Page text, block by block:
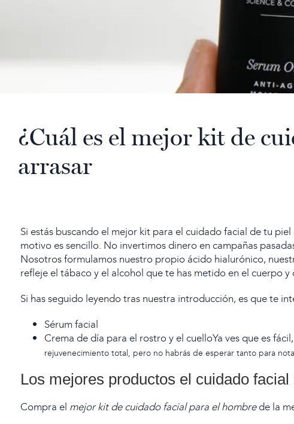
¿Cuál es el mejor kit de
arrasar
Si estás buscando el mejor kit para el cuidado facial de tu piel
motivo es sencillo. No invertimos dinero en campañas
Nosotros formulamos nuestro propio ácido hialurónico,
refleje el tábaco y el alcohol que te has metido en el cuerpo
Si has seguido leyendo tras nuestra introducción, es que te
Sérum facial
Crema de día para el rostro y el cuelloYa ves que es
rejuvenecimiento total, pero no habrás de esperar tanto para
Los mejores productos el cuidado
Compra el mejor kit de cuidado facial para el hombrede la